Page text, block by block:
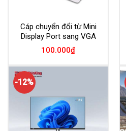
Cáp chuyển đổi từ Mini
Display Port sang VGA
100.000₫
-12%